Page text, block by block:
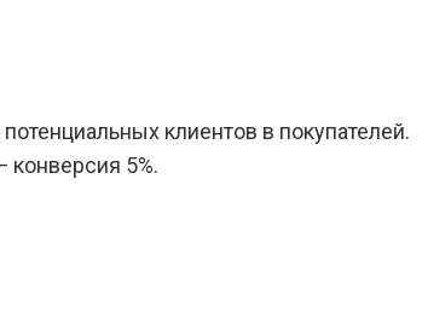
клиентов в покупателей.
конверсия 5%.